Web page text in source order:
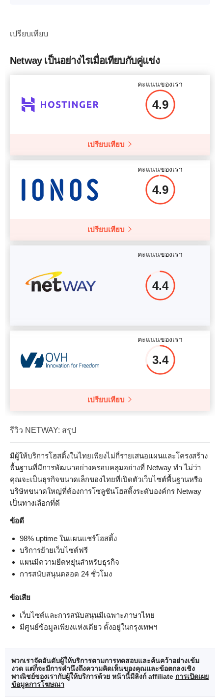
การจัดเก็บ
$43.00
ข้อมูลเพิ่มเติม
เปรียบเทียบ
Netway เป็นอย่างไรเมื่อเทียบกับคู่แข่ง
คะแนนของเรา
4.9
เปรียบเทียบ
คะแนนของเรา
4.9
เปรียบเทียบ
คะแนนของเรา
4.4
คะแนนของเรา
3.4
เปรียบเทียบ
รีวิว NETWAY: สรุป
มีผู้ให้บริการโฮสติ้งในไทยเพียงไม่กี่รายเสนอแผนและโครงสร้าง
พื้นฐานที่มีการพัฒนาอย่างครอบคลุมอย่างที่ Netway ทำ ไม่ว่า
คุณจะเป็นธุรกิจขนาดเล็กของไทยที่เปิดตัวเว็บไซต์พื้นฐานหรือ
บริษัทขนาดใหญ่ที่ต้องการโซลูชันโฮสติ้งระดับองค์กร Netway
เป็นทางเลือกที่ดี
ข้อดี
98% uptime ในแผนแชร์โฮสติ้ง
บริการย้ายเว็บไซต์ฟรี
แผนมีความยืดหยุ่นสำหรับธุรกิจ
การสนับสนุนตลอด 24 ชั่วโมง
ข้อเสีย
เว็บไซต์และการสนับสนุนมีเฉพาะภาษาไทย
มีศูนย์ข้อมูลเพียงแห่งเดียว ตั้งอยู่ในกรุงเทพฯ
พวกเราจัดอันดับผู้ให้บริการตามการทดสอบและค้นคว้าอย่างเข้ม
งวด แต่ก็จะมีการคำนึงถึงความคิดเห็นของคุณและข้อตกลงเชิง
พาณิชย์ของเรากับผู้ให้บริการด้วย หน้านี้มีลิงก์ affiliate การเปิดเผย
ข้อมูลการโฆษณา